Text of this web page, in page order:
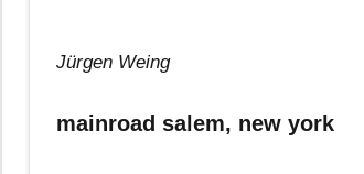
Jürgen Weing
mainroad salem, new york